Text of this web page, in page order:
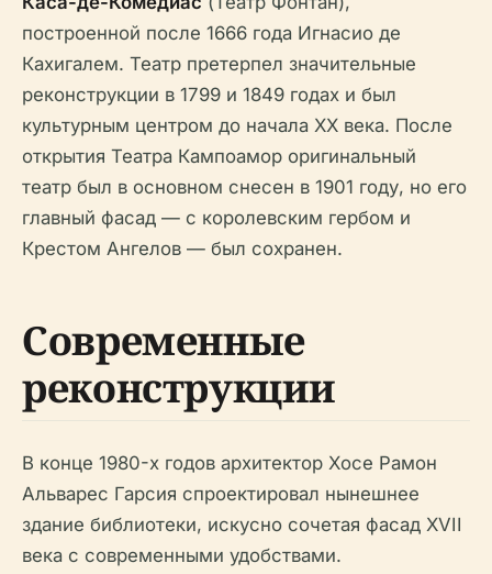
построенной после 1666 года Игнасио де
Кахигалем. Театр претерпел значительные
реконструкции в 1799 и 1849 годах и был
культурным центром до начала XX века. После
открытия Театра Кампоамор оригинальный
театр был в основном снесен в 1901 году, но его
главный фасад — с королевским гербом и
Крестом Ангелов — был сохранен.
Современные
реконструкции
В конце 1980-х годов архитектор Хосе Рамон
Альварес Гарсия спроектировал нынешнее
здание библиотеки, искусно сочетая фасад XVII
века с современными удобствами.